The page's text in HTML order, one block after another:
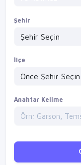
Şehir
İlçe
Anahtar Kelime